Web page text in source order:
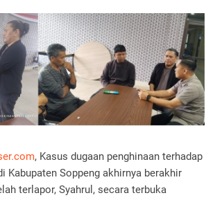
, Kasus dugaan penghinaan terhadap
Kabupaten Soppeng akhirnya berakhir
terlapor, Syahrul, secara terbuka